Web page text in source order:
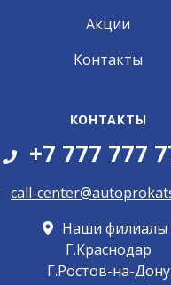
Акции
Контакты
КОНТАКТЫ
+7 777 777
call-
Наши филиалы
Г.Краснодар
Г.Ростов-на-Дону